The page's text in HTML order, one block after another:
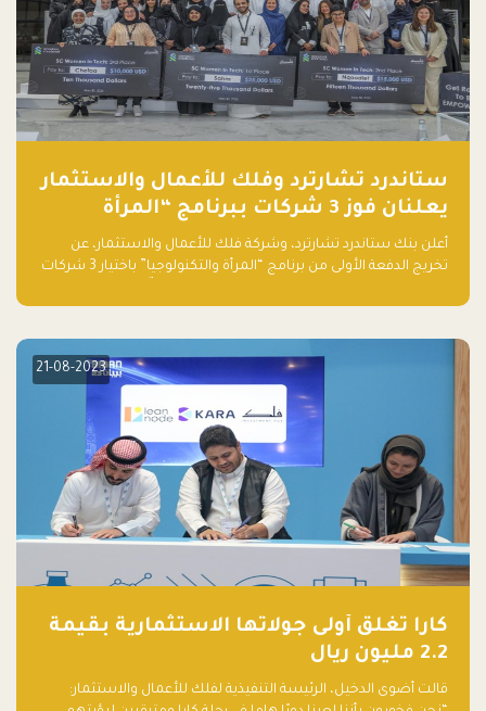
ستاندرد تشارترد وفلك للأعمال والاستثمار
يعلنان فوز 3 شركات ببرنامج “المرأة
والتكنولوجيا”
أعلن بنك ستاندرد تشارترد، وشركة فلك للأعمال والاستثمار، عن
تخريج الدفعة الأولى من برنامج “المرأة والتكنولوجيا” باختيار 3 شركات
الأعمال، اللواتي خضعن لبرنامج حاضنة مدته 8 أسابيع، أفكاراً مبتكرة
21-08-2023
كارا تغلق أولى جولاتها الاستثمارية بقيمة
2.2 مليون ريال
قالت أضوى الدخيل، الرئيسة التنفيذية لفلك للأعمال والاستثمار: